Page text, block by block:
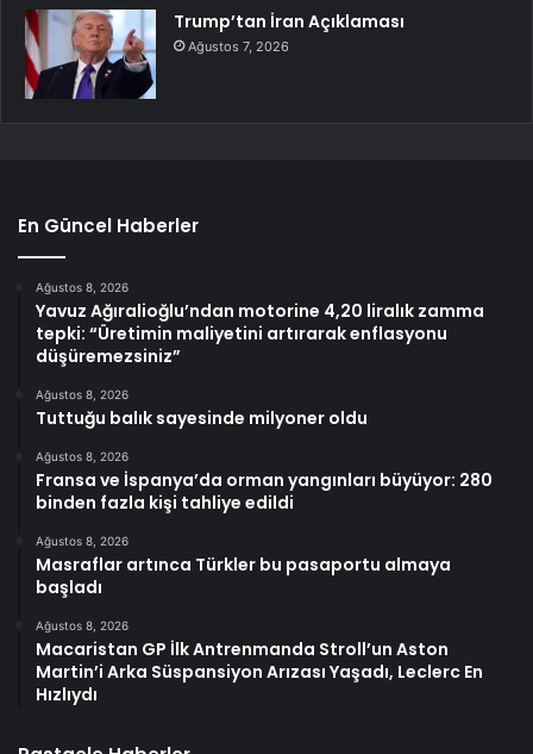
Trump’tan İran Açıklaması
Ağustos 7, 2026
En Güncel Haberler
Ağustos 8, 2026
Yavuz Ağıralioğlu’ndan motorine 4,20 liralık zamma
tepki: “Üretimin maliyetini artırarak enflasyonu
düşüremezsiniz”
Ağustos 8, 2026
Tuttuğu balık sayesinde milyoner oldu
Ağustos 8, 2026
Fransa ve İspanya’da orman yangınları büyüyor: 280
binden fazla kişi tahliye edildi
Ağustos 8, 2026
Masraflar artınca Türkler bu pasaportu almaya
başladı
Ağustos 8, 2026
Macaristan GP İlk Antrenmanda Stroll’un Aston
Martin’i Arka Süspansiyon Arızası Yaşadı, Leclerc En
Hızlıydı